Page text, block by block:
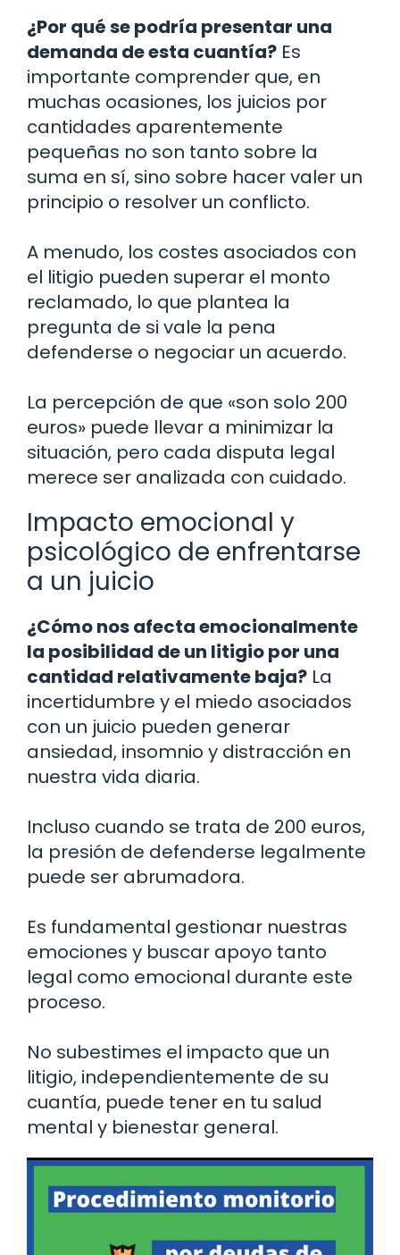
¿Por qué se podría presentar una
demanda de esta cuantía? Es
importante comprender que, en
muchas ocasiones, los juicios por
cantidades aparentemente
pequeñas no son tanto sobre la
suma en sí, sino sobre hacer valer un
principio o resolver un conflicto.
A menudo, los costes asociados con
el litigio pueden superar el monto
reclamado, lo que plantea la
pregunta de si vale la pena
defenderse o negociar un acuerdo.
La percepción de que «son solo 200
euros» puede llevar a minimizar la
situación, pero cada disputa legal
merece ser analizada con cuidado.
Impacto emocional y
psicológico de enfrentarse
a un juicio
¿Cómo nos afecta emocionalmente
la posibilidad de un litigio por una
cantidad relativamente baja? La
incertidumbre y el miedo asociados
con un juicio pueden generar
ansiedad, insomnio y distracción en
nuestra vida diaria.
Incluso cuando se trata de 200 euros,
la presión de defenderse legalmente
puede ser abrumadora.
Es fundamental gestionar nuestras
emociones y buscar apoyo tanto
legal como emocional durante este
proceso.
No subestimes el impacto que un
litigio, independientemente de su
cuantía, puede tener en tu salud
mental y bienestar general.